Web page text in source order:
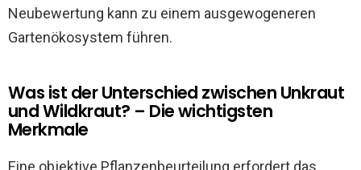
Neubewertung kann zu einem ausgewogeneren
Gartenökosystem führen.
Was ist der Unterschied zwischen Unkraut
und Wildkraut? – Die wichtigsten
Merkmale
Eine objektive Pflanzenbeurteilung erfordert das